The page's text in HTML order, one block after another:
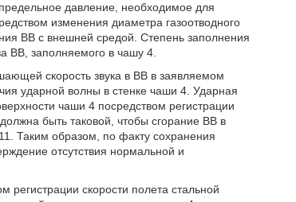
давление, необходимое для
изменения диаметра газоотводного
ВВ с внешней средой. Степень заполнения
ВВ, заполняемого в чашу 4.
скорость звука в ВВ в заявляемом
ударной волны в стенке чаши 4. Ударная
чаши 4 посредством регистрации
быть таковой, чтобы сгорание ВВ в
Таким образом, по факту сохранения
отсутствия нормальной и
скорости полета стальной